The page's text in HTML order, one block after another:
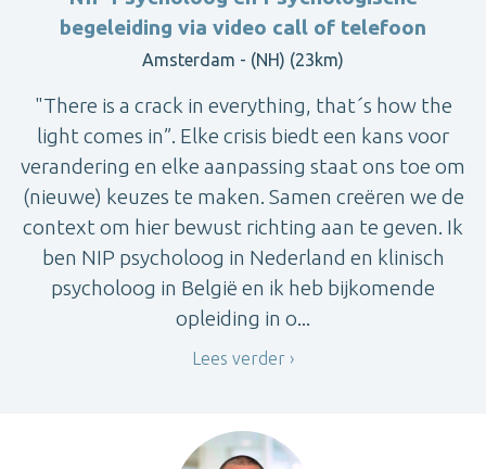
begeleiding via video call of telefoon
Amsterdam - (NH) (23km)
"There is a crack in everything, that´s how the
light comes in”. Elke crisis biedt een kans voor
verandering en elke aanpassing staat ons toe om
(nieuwe) keuzes te maken. Samen creëren we de
context om hier bewust richting aan te geven. Ik
ben NIP psycholoog in Nederland en klinisch
psycholoog in België en ik heb bijkomende
opleiding in o...
Lees verder